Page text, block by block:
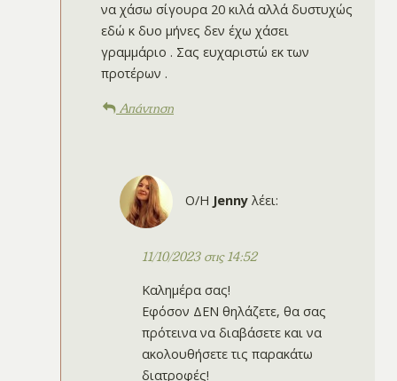
να χάσω σίγουρα 20 κιλά αλλά δυστυχώς
εδώ κ δυο μήνες δεν έχω χάσει
γραμμάριο . Σας ευχαριστώ εκ των
προτέρων .
Απάντηση
Ο/Η Jenny λέει:
11/10/2023 στις 14:52
Καλημέρα σας!
Εφόσον ΔΕΝ θηλάζετε, θα σας
πρότεινα να διαβάσετε και να
ακολουθήσετε τις παρακάτω
διατροφές!